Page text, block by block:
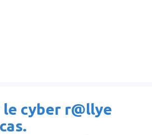
cyber r@llye